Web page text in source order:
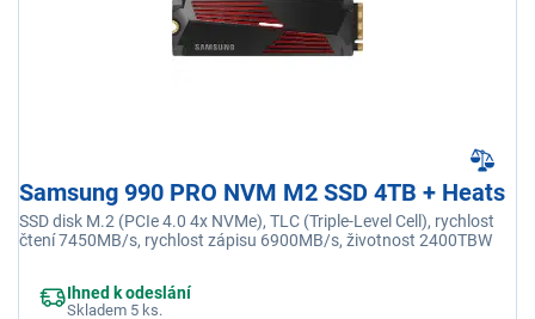
Samsung 990 PRO NVM M2 SSD 4TB + Heats
SSD disk M.2 (PCIe 4.0 4x NVMe), TLC (Triple-Level Cell), rychlost
čtení 7450MB/s, rychlost zápisu 6900MB/s, životnost 2400TBW
Ihned k odeslání
Skladem 5 ks.